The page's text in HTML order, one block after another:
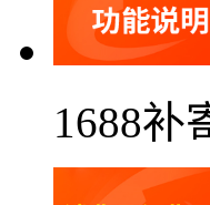
1688补